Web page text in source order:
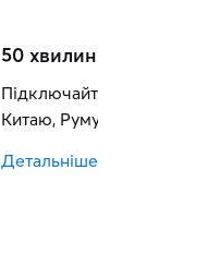
50 хвилин за кордон
Підключайте 50
Китаю, Румунії, Індії та
Детальніше